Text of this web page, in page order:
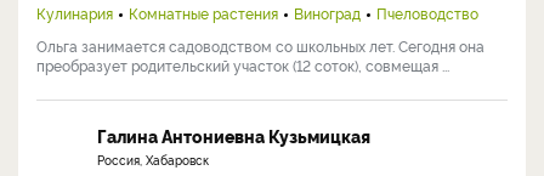
Кулинария
Комнатные растения Виноград
Пчеловодство
Ольга занимается садоводством со школьных лет. Сегодня она
преобразует родительский участок (12 соток), совмещая ...
Галина Антониевна Кузьмицкая
Россия, Хабаровск